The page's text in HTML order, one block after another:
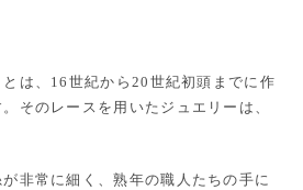
とは、16世紀から20世紀初頭までに作
そのレースを用いたジュエリーは、
非常に細く、熟年の職人たちの手に